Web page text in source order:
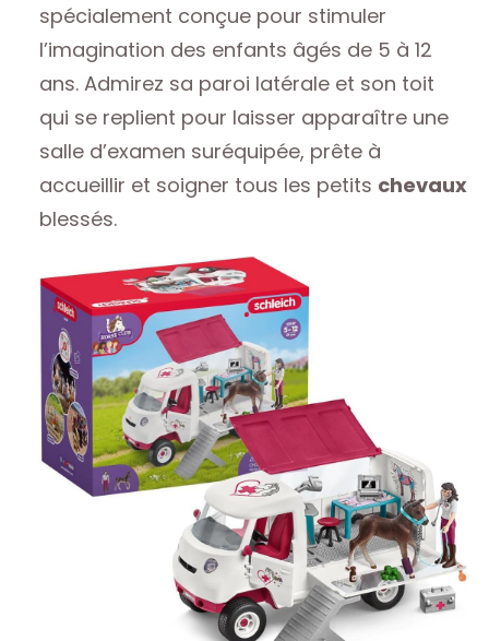
spécialement conçue pour stimuler
l’imagination des enfants âgés de 5 à 12
ans. Admirez sa paroi latérale et son toit
qui se replient pour laisser apparaître une
salle d’examen suréquipée, prête à
accueillir et soigner tous les petits chevaux
blessés.